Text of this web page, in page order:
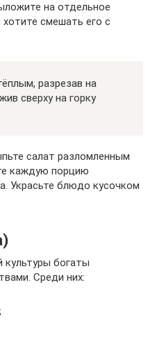
на отдельное
смешать его с
разрезав на
сверху на горку
салат разломленным
каждую порцию
Украсьте блюдо кусочком
богаты
Среди них: